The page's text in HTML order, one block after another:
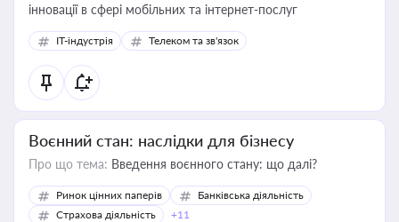
інновації в сфері мобільних та інтернет-послуг
IT-індустрія Телеком та зв'язок
Воєнний стан: наслідки для бізнесу
Про що тема: Введення воєнного стану: що далі?
Ринок цінних паперів
Банківська діяльність
Страхова діяльність
+11